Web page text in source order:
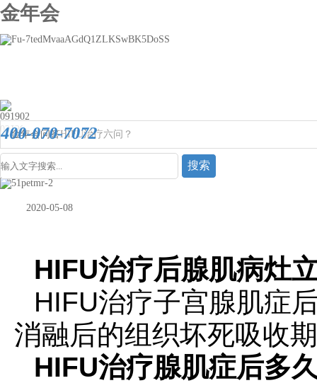
金年会
400-070-7072
金年会问答HIFU治疗六问？
2020-05-08
HIFU治疗后腺肌病灶
HIFU治疗子宫腺肌症
消融后的组织坏死吸收
HIFU治疗腺肌症后多